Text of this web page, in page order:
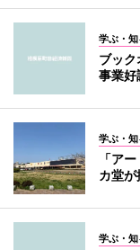
学ぶ・知
ブッ
事業好
学ぶ・知
「ア
カ堂が
学ぶ・知